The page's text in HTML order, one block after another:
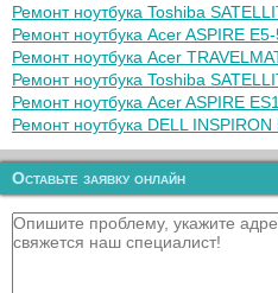
Ремонт ноутбука Toshiba
Ремонт ноутбука Acer ASPIRE
Ремонт ноутбука Acer
Ремонт ноутбука Toshiba
Ремонт ноутбука Acer ASPIRE
Ремонт ноутбука DELL INSPIRON
Оставьте заявку онлайн